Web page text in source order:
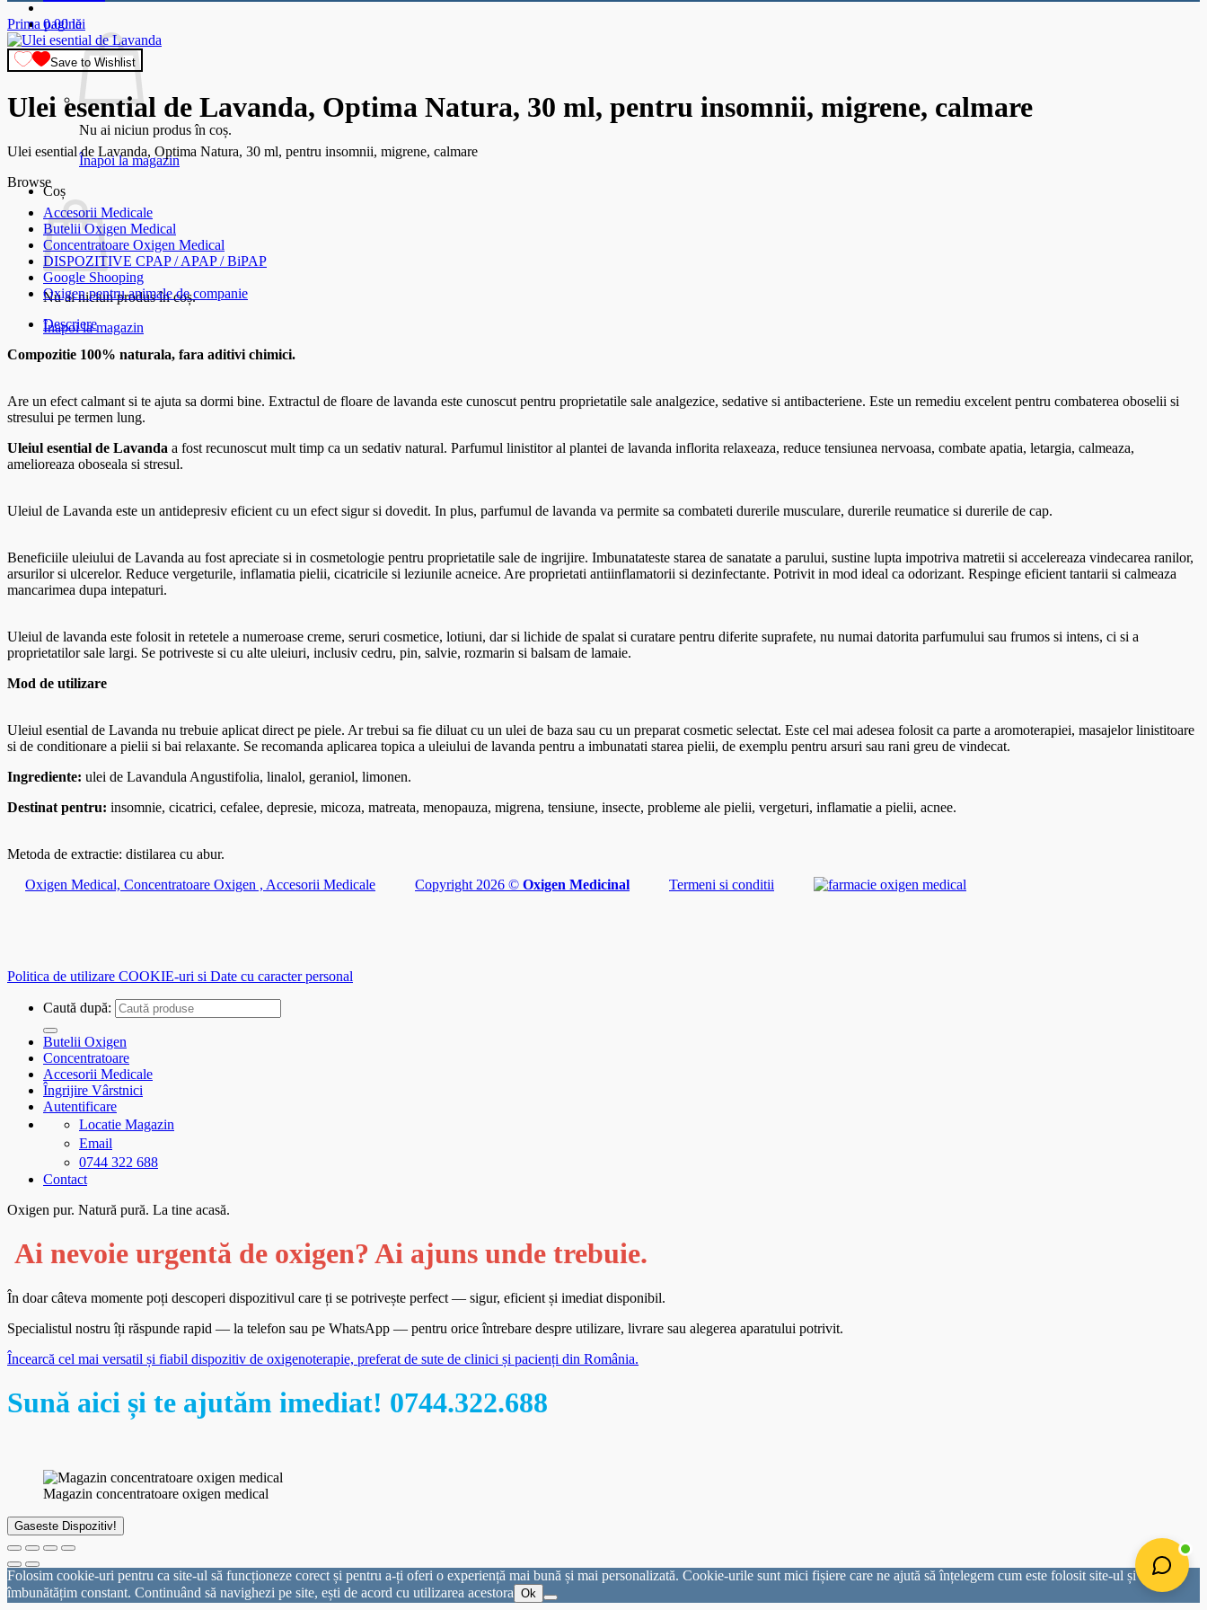
0.00lei
Nu ai niciun produs în coș.
Înapoi la magazin
Coș
Nu ai niciun produs în coș.
Înapoi la magazin
Prima pagină
Save to Wishlist
Ulei esential de Lavanda, Optima Natura, 30 ml, pentru insomnii, migrene, calmare
Ulei esential de Lavanda, Optima Natura, 30 ml, pentru insomnii, migrene, calmare
Browse
Accesorii Medicale
Butelii Oxigen Medical
Concentratoare Oxigen Medical
DISPOZITIVE CPAP / APAP / BiPAP
Google Shooping
Oxigen pentru animale de companie
Descriere
Compozitie 100% naturala, fara aditivi chimici.
Are un efect calmant si te ajuta sa dormi bine. Extractul de floare de lavanda este cunoscut pentru proprietatile sale analgezice, sedative si antibacteriene. Este un remediu excelent pentru combaterea oboselii si
stresului pe termen lung.
Uleiul esential de Lavanda a fost recunoscut mult timp ca un sedativ natural. Parfumul linistitor al plantei de lavanda inflorita relaxeaza, reduce tensiunea nervoasa, combate apatia, letargia, calmeaza,
amelioreaza oboseala si stresul.
Uleiul de Lavanda este un antidepresiv eficient cu un efect sigur si dovedit. In plus, parfumul de lavanda va permite sa combateti durerile musculare, durerile reumatice si durerile de cap.
Beneficiile uleiului de Lavanda au fost apreciate si in cosmetologie pentru proprietatile sale de ingrijire. Imbunatateste starea de sanatate a parului, sustine lupta impotriva matretii si accelereaza vindecarea ranilor,
arsurilor si ulcerelor. Reduce vergeturile, inflamatia pielii, cicatricile si leziunile acneice. Are proprietati antiinflamatorii si dezinfectante. Potrivit in mod ideal ca odorizant. Respinge eficient tantarii si calmeaza
mancarimea dupa intepaturi.
Uleiul de lavanda este folosit in retetele a numeroase creme, seruri cosmetice, lotiuni, dar si lichide de spalat si curatare pentru diferite suprafete, nu numai datorita parfumului sau frumos si intens, ci si a
proprietatilor sale largi. Se potriveste si cu alte uleiuri, inclusiv cedru, pin, salvie, rozmarin si balsam de lamaie.
Mod de utilizare
Uleiul esential de Lavanda nu trebuie aplicat direct pe piele. Ar trebui sa fie diluat cu un ulei de baza sau cu un preparat cosmetic selectat. Este cel mai adesea folosit ca parte a aromoterapiei, masajelor linistitoare
si de conditionare a pielii si bai relaxante. Se recomanda aplicarea topica a uleiului de lavanda pentru a imbunatati starea pielii, de exemplu pentru arsuri sau rani greu de vindecat.
Ingrediente: ulei de Lavandula Angustifolia, linalol, geraniol, limonen.
Destinat pentru: insomnie, cicatrici, cefalee, depresie, micoza, matreata, menopauza, migrena, tensiune, insecte, probleme ale pielii, vergeturi, inflamatie a pielii, acnee.
Metoda de extractie: distilarea cu abur.
Oxigen Medical, Concentratoare Oxigen , Accesorii Medicale
Copyright 2026 © Oxigen Medicinal Termeni si conditii
Politica de utilizare COOKIE-uri si Date cu caracter personal
Caută după:
Butelii Oxigen
Concentratoare
Accesorii Medicale
Îngrijire Vârstnici
Autentificare
Locatie Magazin
Email
0744 322 688
Contact
Oxigen pur. Natură pură. La tine acasă.
Ai nevoie urgentă de oxigen? Ai ajuns unde trebuie.
În doar câteva momente poți descoperi dispozitivul care ți se potrivește perfect — sigur, eficient și imediat disponibil.
Specialistul nostru îți răspunde rapid — la telefon sau pe WhatsApp — pentru orice întrebare despre utilizare, livrare sau alegerea aparatului potrivit.
Încearcă cel mai versatil și fiabil dispozitiv de oxigenoterapie, preferat de sute de clinici și pacienți din România.
Sună aici și te ajutăm imediat! 0744.322.688
Magazin concentratoare oxigen medical
Gaseste Dispozitiv!
Folosim cookie-uri pentru ca site-ul să funcționeze corect și pentru a-ți oferi o experiență mai bună și mai personalizată. Cookie-urile sunt mici fișiere care ne ajută să înțelegem cum este folosit site-ul și să îl
îmbunătățim constant. Continuând să navighezi pe site, ești de acord cu utilizarea acestora Ok